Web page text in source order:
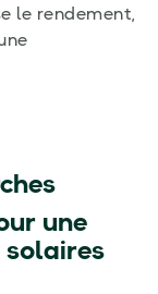
le rendement,
une